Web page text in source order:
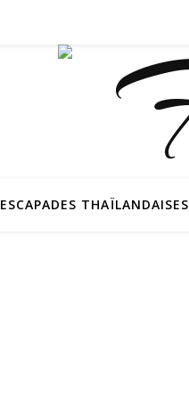
ESCAPADES THAÏLANDAISES